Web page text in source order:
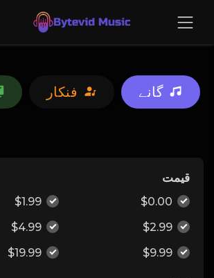
گانے فنکار
قیمت
$0.00
$1.99
$2.99
$4.99
$9.99
$19.99